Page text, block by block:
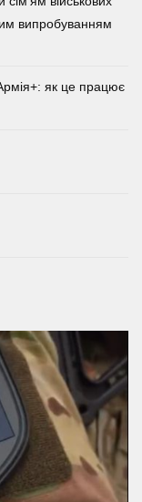
випробуванням
як це працює